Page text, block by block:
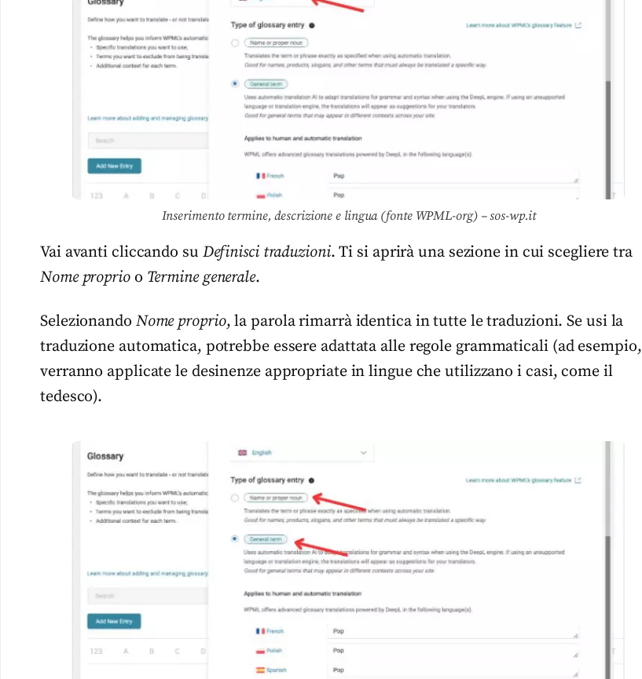
Inserimento termine, descrizione e lingua (fonte WPML-org) – sos-wp.it
Vai avanti cliccando su Definisci traduzioni. Ti si aprirà una sezione in cui scegliere tra
Nome proprio o Termine generale.
Selezionando Nome proprio, la parola rimarrà identica in tutte le traduzioni. Se usi la
traduzione automatica, potrebbe essere adattata alle regole grammaticali (ad esempio,
verranno applicate le desinenze appropriate in lingue che utilizzano i casi, come il
tedesco).